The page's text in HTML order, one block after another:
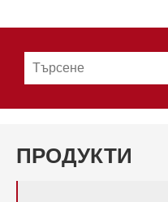
ПРОДУКТИ